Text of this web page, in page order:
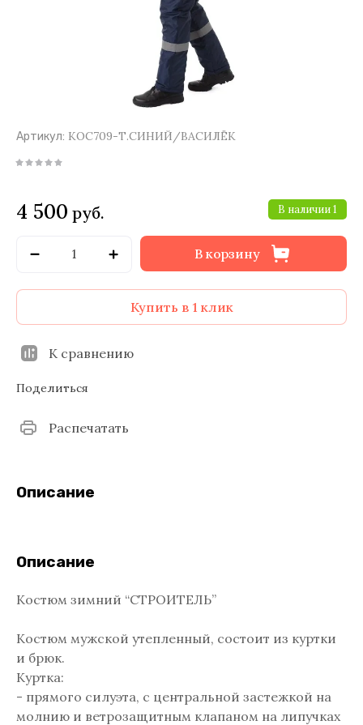
Артикул: КОС709-Т.СИНИЙ/ВАСИЛЁК
В наличии1
4 500 руб.
В корзину
Купить в 1 клик
К сравнению
Поделиться
Распечатать
Описание
Описание
Костюм зимний “СТРОИТЕЛЬ”
Костюм мужской утепленный, состоит из куртки
и брюк.
Куртка:
- прямого силуэта, с центральной застежкой на
молнию и ветрозащитным клапаном на липучках